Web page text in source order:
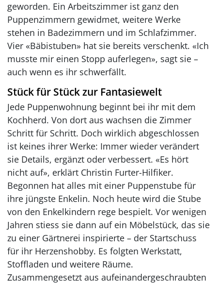
geworden. Ein Arbeitszimmer ist ganz den
Puppenzimmern gewidmet, weitere Werke
stehen in Badezimmern und im Schlafzimmer.
Vier «Bäbistuben» hat sie bereits verschenkt. «Ich
musste mir einen Stopp auferlegen», sagt sie –
auch wenn es ihr schwerfällt.
Stück für Stück zur Fantasiewelt
Jede Puppenwohnung beginnt bei ihr mit dem
Kochherd. Von dort aus wachsen die Zimmer
Schritt für Schritt. Doch wirklich abgeschlossen
ist keines ihrer Werke: Immer wieder verändert
sie Details, ergänzt oder verbessert. «Es hört
nicht auf», erklärt Christin Furter-Hilfiker.
Begonnen hat alles mit einer Puppenstube für
ihre jüngste Enkelin. Noch heute wird die Stube
von den Enkelkindern rege bespielt. Vor wenigen
Jahren stiess sie dann auf ein Möbelstück, das sie
zu einer Gärtnerei inspirierte – der Startschuss
für ihr Herzenshobby. Es folgten Werkstatt,
Stoffladen und weitere Räume.
Zusammengesetzt aus aufeinandergeschraubten